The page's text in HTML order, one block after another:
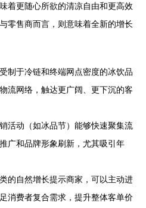
着更随心所欲的清凉自由和更高效
零售商而言，则意味着全新的增长
受制于冷链和终端网点密度的冰饮品
流网络，触达更广阔、更下沉的客
销活动（如冰品节）能够快速聚集流
广和品牌形象刷新，尤其吸引年
类的自然增长提示商家，可以主动进
消费者复合需求，提升整体客单价